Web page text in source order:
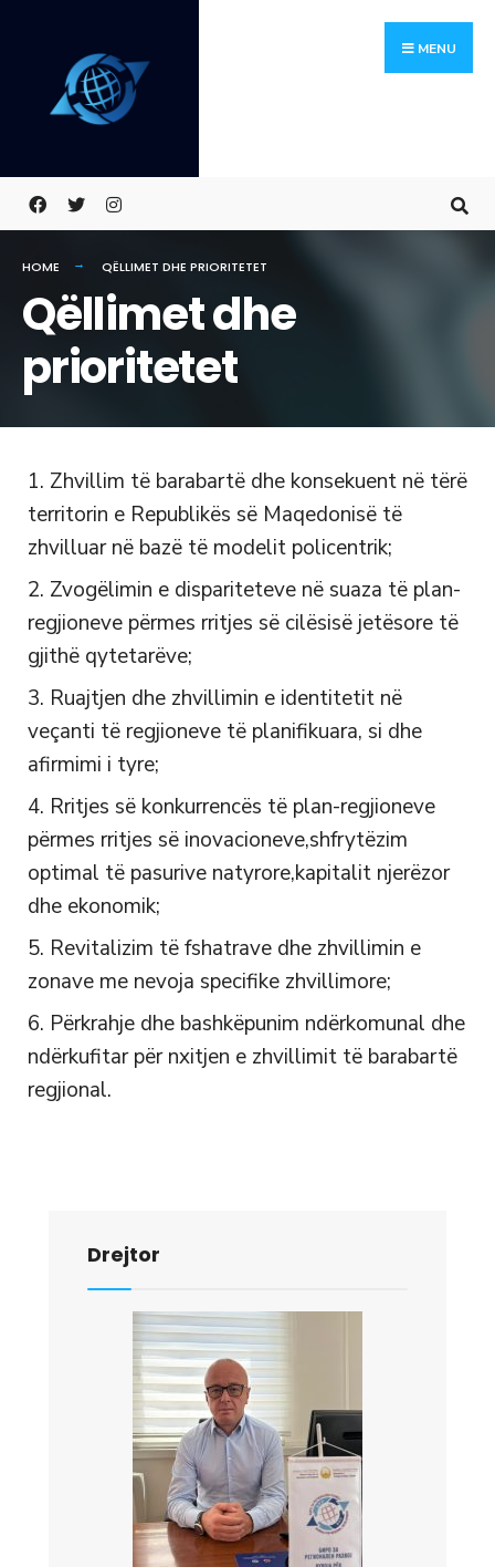
content
MENU
HOME QËLLIMET DHE PRIORITETET
Qëllimet dhe
prioritetet
Zhvillim të barabartë dhe konsekuent në tërë
territorin e Republikës së Maqedonisë të
zhvilluar në bazë të modelit policentrik;
Zvogëlimin e dispariteteve në suaza të plan-
regjioneve përmes rritjes së cilësisë jetësore të
gjithë qytetarëve;
Ruajtjen dhe zhvillimin e identitetit në
veçanti të regjioneve të planifikuara, si dhe
afirmimi i tyre;
Rritjes së konkurrencës të plan-regjioneve
përmes rritjes së inovacioneve,shfrytëzim
optimal të pasurive natyrore,kapitalit njerëzor
dhe ekonomik;
Revitalizim të fshatrave dhe zhvillimin e
zonave me nevoja specifike zhvillimore;
Përkrahje dhe bashkëpunim ndërkomunal dhe
ndërkufitar për nxitjen e zhvillimit të barabartë
regjional.
Drejtor